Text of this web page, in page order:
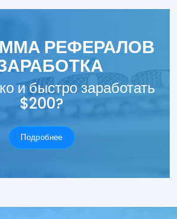
РЕФЕРАЛОВ
и быстро заработать
$200?
Подробнее